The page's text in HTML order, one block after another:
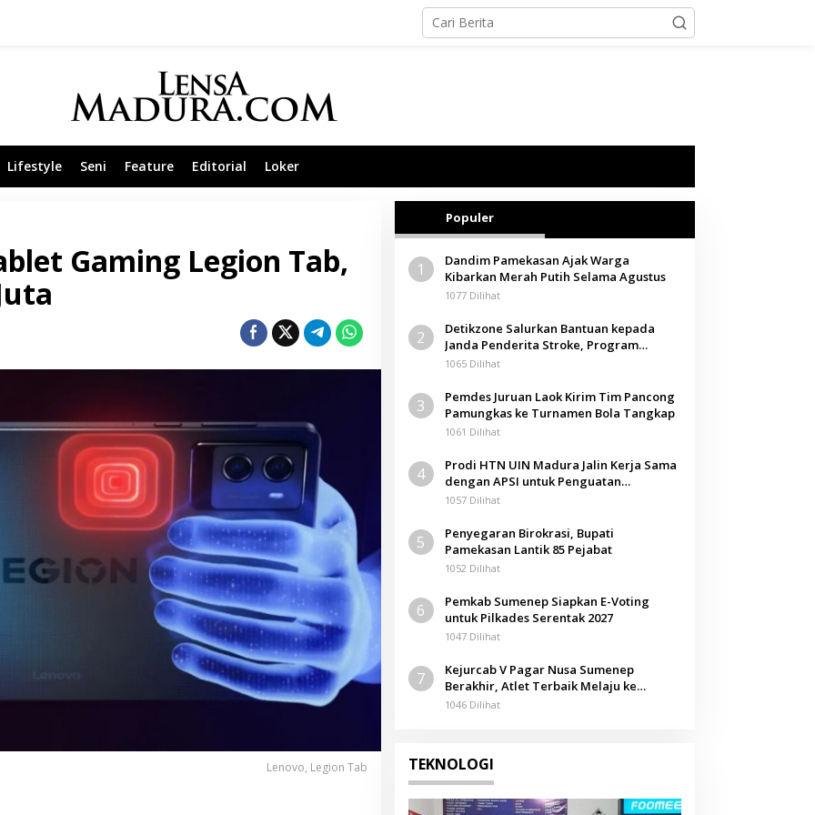
Lifestyle Seni Feature Editorial Loker
Gaming Legion Tab,
Lenovo, Legion Tab
Populer
1
Dandim Pamekasan Ajak Warga
Kibarkan Merah Putih Selama Agustus
1077 Dilihat
2
Detikzone Salurkan Bantuan kepada
Janda Penderita Stroke, Program
Berbagi Masuki Hari ke-61
1065 Dilihat
3
Pemdes Juruan Laok Kirim Tim Pancong
Pamungkas ke Turnamen Bola Tangkap
1061 Dilihat
4
Prodi HTN UIN Madura Jalin Kerja Sama
dengan APSI untuk Penguatan
Kompetensi Mahasiswa
1057 Dilihat
5
Penyegaran Birokrasi, Bupati
Pamekasan Lantik 85 Pejabat
1052 Dilihat
6
Pemkab Sumenep Siapkan E-Voting
untuk Pilkades Serentak 2027
1047 Dilihat
7
Kejurcab V Pagar Nusa Sumenep
Berakhir, Atlet Terbaik Melaju ke
Kejurwil Jatim
1046 Dilihat
TEKNOLOGI